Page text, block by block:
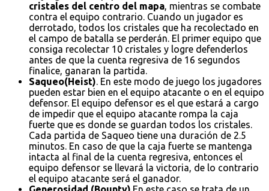
cristales del centro del mapa, mientras se combate
contra el equipo contrario. Cuando un jugador es
derrotado, todos los cristales que ha recolectado en
el campo de batalla se perderán. El primer equipo que
consiga recolectar 10 cristales y logre defenderlos
antes de que la cuenta regresiva de 16 segundos
finalice, ganaran la partida.
Saqueo(Heist). En este modo de juego los jugadores
pueden estar bien en el equipo atacante o en el equipo
defensor. El equipo defensor es el que estará a cargo
de impedir que el equipo atacante rompa la caja
fuerte que es donde se guardan todos los cristales.
Cada partida de Saqueo tiene una duración de 2.5
minutos. En caso de que la caja fuerte se mantenga
intacta al final de la cuenta regresiva, entonces el
equipo defensor se llevará la victoria, de lo contrario
el equipo atacante será el ganador.